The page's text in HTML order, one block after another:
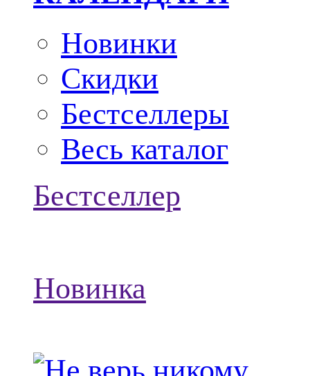
Новинки
Скидки
Бестселлеры
Весь каталог
Бестселлер
Новинка